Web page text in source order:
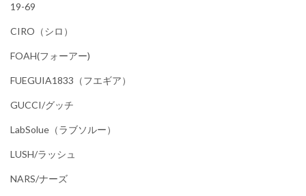
19-69
CIRO（シロ）
FOAH(フォーアー)
FUEGUIA1833（フエギア）
GUCCI/グッチ
LabSolue（ラブソルー）
LUSH/ラッシュ
NARS/ナーズ